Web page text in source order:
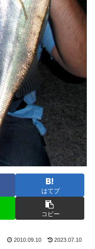
はてブ
コピー
2010.09.10 2023.07.10